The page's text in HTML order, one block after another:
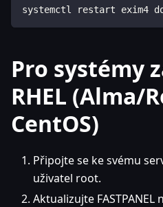
systemctl restart exim4
Pro systémy
RHEL (Alma/
CentOS)
Připojte se ke svému
uživatel root.
Aktualizujte FASTPANEL